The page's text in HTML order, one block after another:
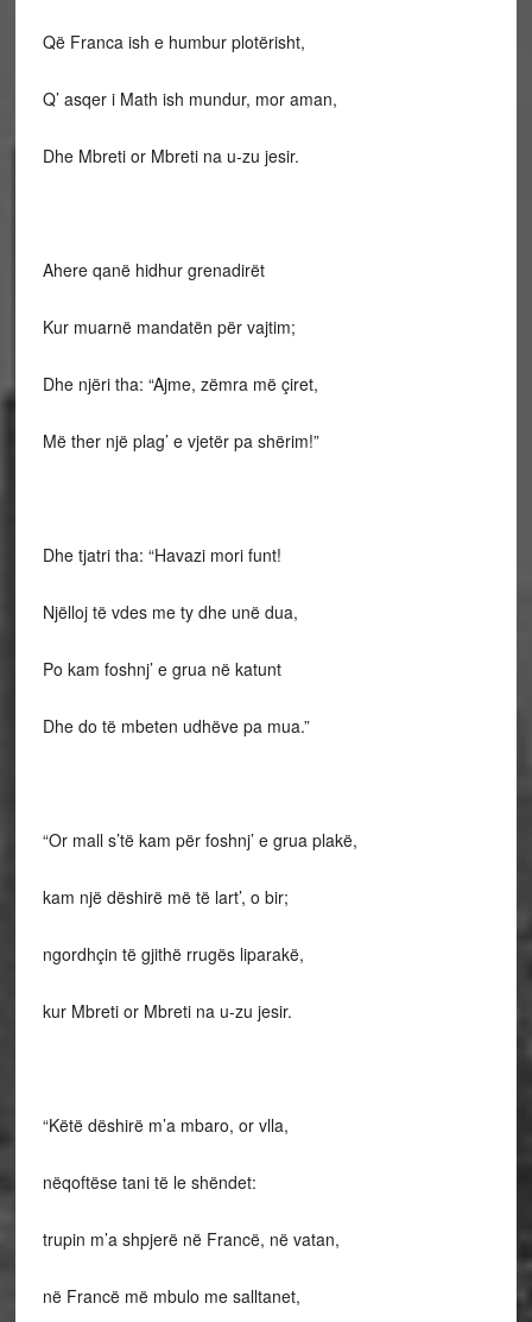
Që Franca ish e humbur plotërisht,
Q’ asqer i Math ish mundur, mor aman,
Dhe Mbreti or Mbreti na u-zu jesir.
Ahere qanë hidhur grenadirët
Kur muarnë mandatën për vajtim;
Dhe njëri tha: “Ajme, zëmra më çiret,
Më ther një plag’ e vjetër pa shërim!”
Dhe tjatri tha: “Havazi mori funt!
Njëlloj të vdes me ty dhe unë dua,
Po kam foshnj’ e grua në katunt
Dhe do të mbeten udhëve pa mua.”
“Or mall s’të kam për foshnj’ e grua plakë,
kam një dëshirë më të lart’, o bir;
ngordhçin të gjithë rrugës liparakë,
kur Mbreti or Mbreti na u-zu jesir.
“Këtë dëshirë m’a mbaro, or vlla,
nëqoftëse tani të le shëndet:
trupin m’a shpjerë në Francë, në vatan,
në Francë më mbulo me salltanet,